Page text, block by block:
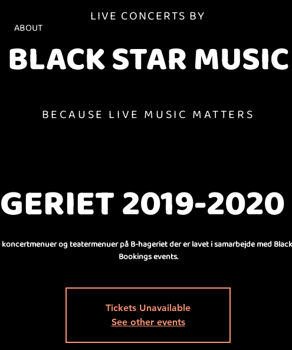
ABOUT
LIVE CONCERTS BY
BLACK STAR MUSIC
BECAUSE LIVE MUSIC MATTERS
2019-
koncertmenuer og teatermenuer på B-hageriet der er lavet i samarbejde med
Bookings events.
Tickets Unavailable
See other events